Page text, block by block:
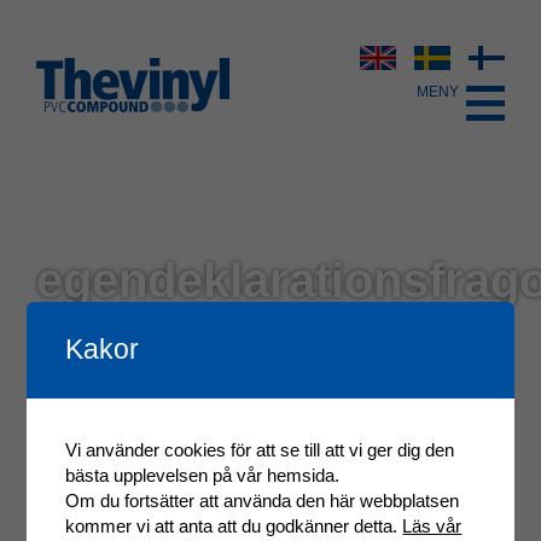
verifiering-2024-09-
30
Kakor
Vi använder cookies för att se till att vi ger dig den
bästa upplevelsen på vår hemsida.
Om du fortsätter att använda den här webbplatsen
kommer vi att anta att du godkänner detta. Läs vår